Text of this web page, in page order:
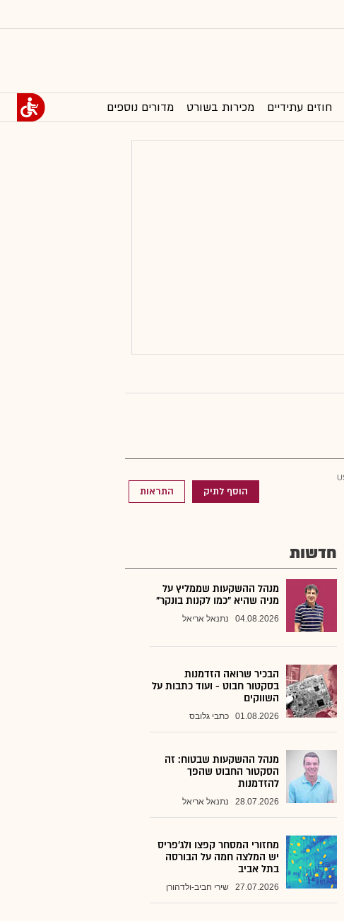
חוזים עתידיים מכירות בשורט מדורים נוספים
הוסף לתיק התראות
חדשות
מנהל ההשקעות שממליץ על
מניה שהיא "כמו לקנות בונקר"
04.08.2026 נתנאל אריאל
הבכיר שרואה הזדמנות
בסקטור חבוט - ועוד כתבות על
השווקים
01.08.2026 כתבי גלובס
מנהל ההשקעות שבטוח: זה
הסקטור החבוט שהפך
להזדמנות
28.07.2026 נתנאל אריאל
מחזורי המסחר קפצו ולג'פריס
יש המלצה חמה על הבורסה
בתל אביב
27.07.2026 שירי חביב-ולדהורן